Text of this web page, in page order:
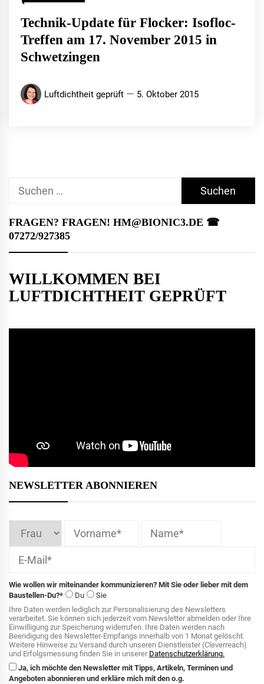
Technik-Update für Flocker: Isofloc-
Treffen am 17. November 2015 in
Schwetzingen
Luftdichtheit geprüft 5. Oktober 2015
Suchen
FRAGEN? FRAGEN! HM@BIONIC3.DE ☎︎
07272/927385
WILLKOMMEN BEI
LUFTDICHTHEIT GEPRÜFT
NEWSLETTER ABONNIEREN
Wie wollen wir miteinander kommunizieren? Mit Sie oder lieber mit dem
Baustellen-Du?*
Du
Sie
Ihre Daten werden lediglich zur Personalisierung des Newsletters
verarbeitet. Sie können sich jederzeit vom Newsletter abmelden oder Ihre
Einwilligung zur Speicherung widerrufen. Ihre Daten werden nach
Beendigung des Newsletter-Empfangs innerhalb von 1 Monat gelöscht.
Weitere Hinweise zu Versand durch unseren Dienstleister (Cleverreach)
und Erfolgsmessung finden Sie in unserer Datenschutzerklärung.
Ja, ich möchte den Newsletter mit Tipps, Artikeln, Terminen und
Angeboten abonnieren und erkläre mich mit den o.g.